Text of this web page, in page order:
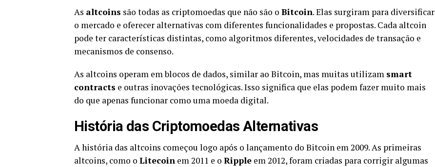
As altcoins são todas as criptomoedas que não são o Bitcoin. Elas surgiram para diversificar
o mercado e oferecer alternativas com diferentes funcionalidades e propostas. Cada altcoin
pode ter características distintas, como algoritmos diferentes, velocidades de transação e
mecanismos de consenso.
As altcoins operam em blocos de dados, similar ao Bitcoin, mas muitas utilizam smart
contracts e outras inovações tecnológicas. Isso significa que elas podem fazer muito mais
do que apenas funcionar como uma moeda digital.
História das Criptomoedas Alternativas
A história das altcoins começou logo após o lançamento do Bitcoin em 2009. As primeiras
altcoins, como o Litecoin em 2011 e o Ripple em 2012, foram criadas para corrigir algumas